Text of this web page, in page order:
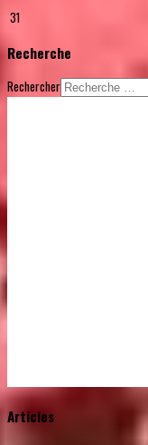
31
Recherche
Rechercher
© FreeJoomla! 3 Modules - by
Articles